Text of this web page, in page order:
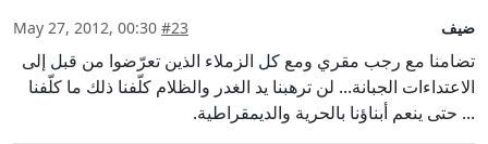
ضيف #23
تضامنا مع رجب مقري ومع كل الزملاء الذين تعرّضوا من قبل إلى
الاعتداءات الجبانة... لن ترهبنا يد الغدر والظلام كلّفنا ذلك ما كلّفنا
... حتى ينعم أبناؤنا بالحرية والديمقراطية.